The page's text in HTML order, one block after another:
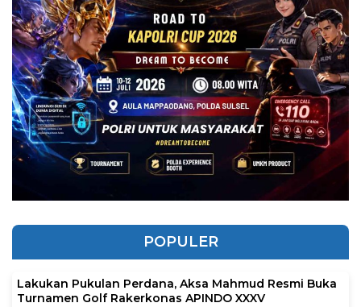
POPULER
Lakukan Pukulan Perdana, Aksa Mahmud Resmi Buka
Turnamen Golf Rakerkonas APINDO XXXV